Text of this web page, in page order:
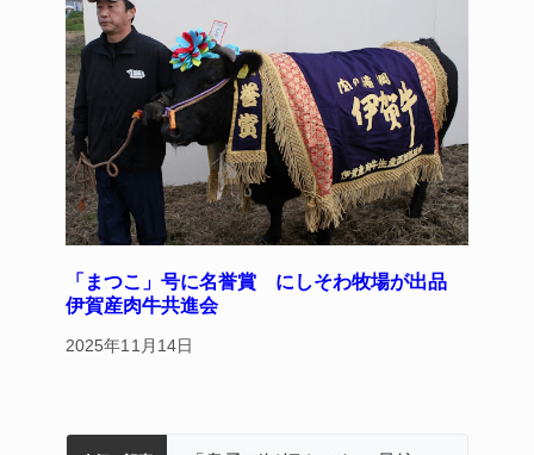
「まつこ」号に名誉賞 にしそわ牧場が出品
伊賀産肉牛共進会
2025年11月14日